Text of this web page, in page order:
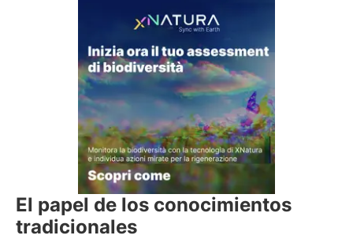
El papel de los conocimientos
tradicionales